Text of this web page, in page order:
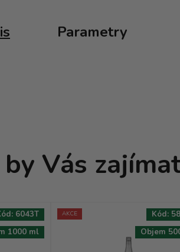
Parametry
Vás
1000 ml
6043T AKCE
Objem
Kód: